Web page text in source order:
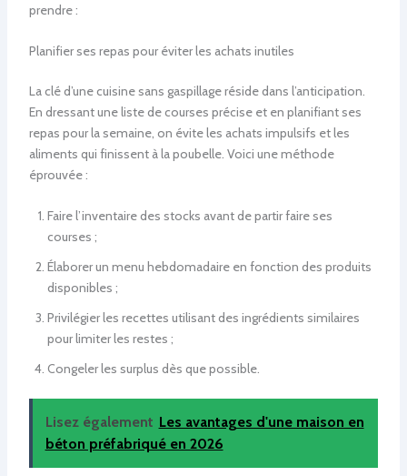
prendre :
Planifier ses repas pour éviter les achats inutiles
La clé d’une cuisine sans gaspillage réside dans l’anticipation.
En dressant une liste de courses précise et en planifiant ses
repas pour la semaine, on évite les achats impulsifs et les
aliments qui finissent à la poubelle. Voici une méthode
éprouvée :
Faire l’inventaire des stocks avant de partir faire ses
courses ;
Élaborer un menu hebdomadaire en fonction des produits
disponibles ;
Privilégier les recettes utilisant des ingrédients similaires
pour limiter les restes ;
Congeler les surplus dès que possible.
Lisez également Les avantages d'une maison en
béton préfabriqué en 2026